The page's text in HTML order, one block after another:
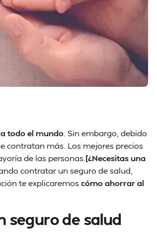
todo el mundo . Sin embargo, debido
contratan más. Los mejores precios
de las personas. [¿Necesitas una
contratar un seguro de salud,
te explicaremoscómo ahorrar al
seguro de salud